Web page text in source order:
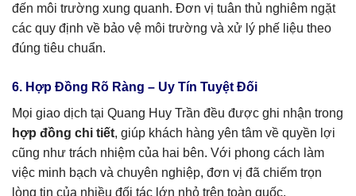
đến môi trường xung quanh. Đơn vị tuân thủ nghiêm ngặt
các quy định về bảo vệ môi trường và xử lý phế liệu theo
đúng tiêu chuẩn.
6. Hợp Đồng Rõ Ràng – Uy Tín Tuyệt Đối
Mọi giao dịch tại Quang Huy Trần đều được ghi nhận trong
hợp đồng chi tiết, giúp khách hàng yên tâm về quyền lợi
cũng như trách nhiệm của hai bên. Với phong cách làm
việc minh bạch và chuyên nghiệp, đơn vị đã chiếm trọn
lòng tin của nhiều đối tác lớn nhỏ trên toàn quốc.